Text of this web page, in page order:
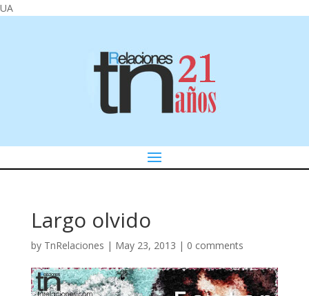
UA
Largo olvido
by TnRelaciones | May 23, 2013 | 0 comments